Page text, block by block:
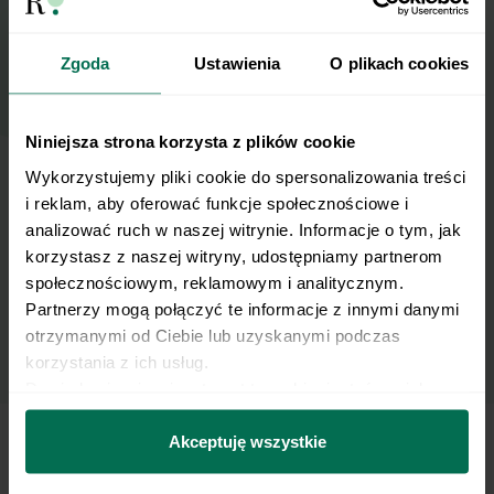
Zgoda Ustawienia O plikach cookies
Niniejsza strona korzysta z plików cookie
Wykorzystujemy pliki cookie do spersonalizowania treści
i reklam, aby oferować funkcje społecznościowe i
analizować ruch w naszej witrynie. Informacje o tym, jak
korzystasz z naszej witryny, udostępniamy partnerom
społecznościowym, reklamowym i analitycznym.
Partnerzy mogą połączyć te informacje z innymi danymi
otrzymanymi od Ciebie lub uzyskanymi podczas
korzystania z ich usług.
można się z nami skontaktować i w jaki sposób
przetwarzamy dane osobowe w ramach
prywatności.
Akceptuję wszystkie
Email
Wyślij
Wyrażam zgodę na przetwarzanie moich
danych osobowych w celu otrzymywania
Newslettera i potwierdzam zapoznanie się z
polityką prywatności.